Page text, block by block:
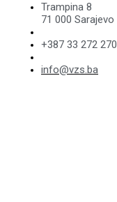
Trampina 8
71 000 Sarajevo
+387 33 272 270
info@vzs.ba